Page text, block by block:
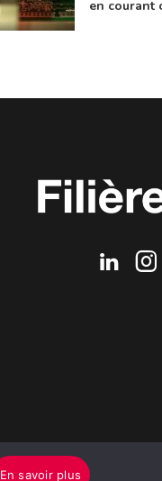
en courant
En savoir plus